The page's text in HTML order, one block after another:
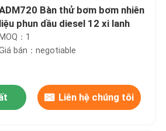
Bàn thử bơm bơm nhiên
liệu phun dầu diesel 12 xi lanh
：1
bán：negotiable
Liên hệ chúng tôi